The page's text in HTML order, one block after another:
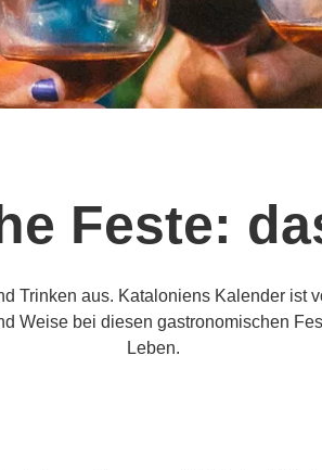
Feste:
Trinken aus. Kataloniens Kalender ist
Weise bei diesen gastronomischen
Leben.